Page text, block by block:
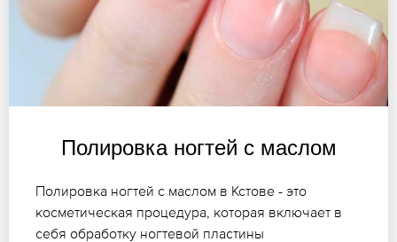
Полировка ногтей с маслом
Полировка ногтей с маслом в Кстове - это
косметическая процедура, которая включает в
себя обработку ногтевой пластины